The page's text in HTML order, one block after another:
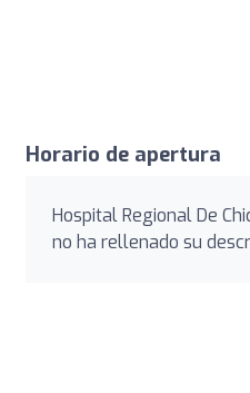
Horario de apertura
Hospital Regional De
no ha rellenado su